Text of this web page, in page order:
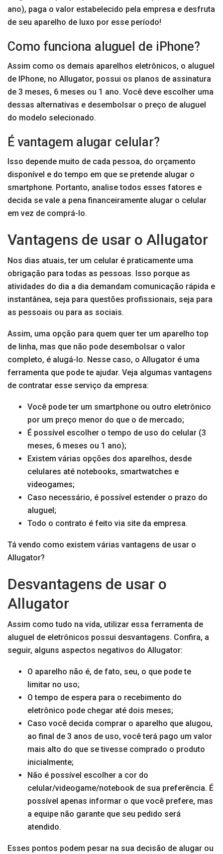
ano), paga o valor estabelecido pela empresa e desfruta
de seu aparelho de luxo por esse período!
Como funciona aluguel de iPhone?
Assim como os demais aparelhos eletrônicos, o aluguel
de IPhone, no Allugator, possui os planos de assinatura
de 3 meses, 6 meses ou 1 ano. Você deve escolher uma
dessas alternativas e desembolsar o preço de aluguel
do modelo selecionado.
É vantagem alugar celular?
Isso depende muito de cada pessoa, do orçamento
disponível e do tempo em que se pretende alugar o
smartphone. Portanto, analise todos esses fatores e
decida se vale a pena financeiramente alugar o celular
em vez de comprá-lo.
Vantagens de usar o Allugator
Nos dias atuais, ter um celular é praticamente uma
obrigação para todas as pessoas. Isso porque as
atividades do dia a dia demandam comunicação rápida e
instantânea, seja para questões profissionais, seja para
as pessoais ou para as sociais.
Assim, uma opção para quem quer ter um aparelho top
de linha, mas que não pode desembolsar o valor
completo, é alugá-lo. Nesse caso, o Allugator é uma
ferramenta que pode te ajudar. Veja algumas vantagens
de contratar esse serviço da empresa:
Você pode ter um smartphone ou outro eletrônico
por um preço menor do que o de mercado;
É possível escolher o tempo de uso do celular (3
meses, 6 meses ou 1 ano);
Existem várias opções dos aparelhos, desde
celulares até notebooks, smartwatches e
videogames;
Caso necessário, é possível estender o prazo do
aluguel;
Todo o contrato é feito via site da empresa.
Tá vendo como existem várias vantagens de usar o
Allugator?
Desvantagens de usar o
Allugator
Assim como tudo na vida, utilizar essa ferramenta de
aluguel de eletrônicos possui desvantagens. Confira, a
seguir, alguns aspectos negativos do Allugator:
O aparelho não é, de fato, seu, o que pode te
limitar no uso;
O tempo de espera para o recebimento do
eletrônico pode chegar até dois meses;
Caso você decida comprar o aparelho que alugou,
ao final de 3 anos de uso, você terá pago um valor
mais alto do que se tivesse comprado o produto
inicialmente;
Não é possível escolher a cor do
celular/videogame/notebook de sua preferência. É
possível apenas informar o que você prefere, mas
a equipe não garante que seu pedido será
atendido.
Esses pontos podem pesar na sua decisão de alugar ou